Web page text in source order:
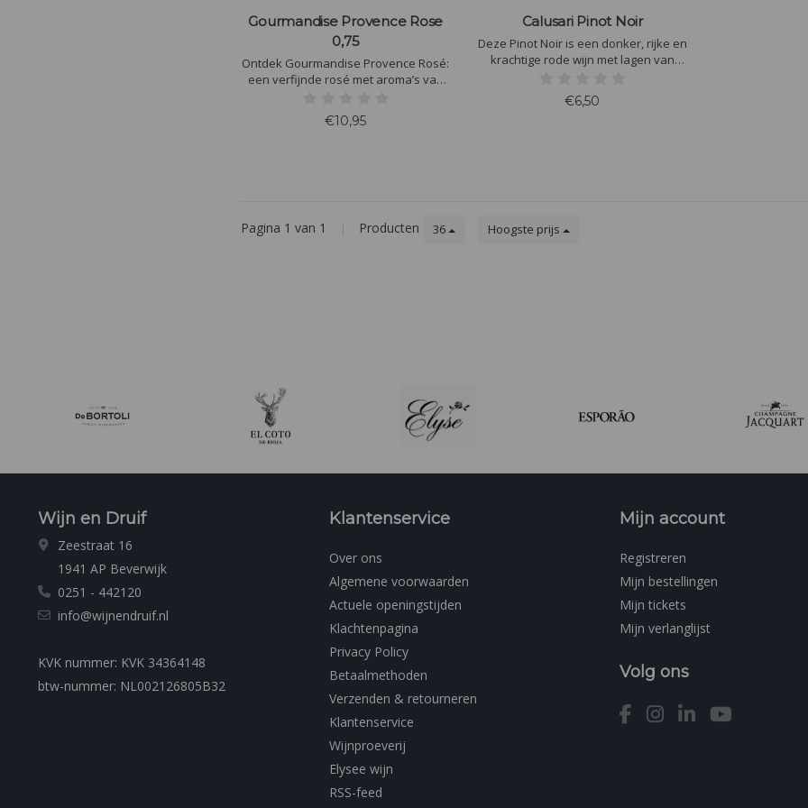
Gourmandise Provence Rose
0,75
Ontdek Gourmandise Provence Rosé:
een verfijnde rosé met aroma’s van
aperitief of bij gegrilde garnalen en
frisse salades. Laat je betoveren door
€10,95
Calusari Pinot Noir
Deze Pinot Noir is een donker, rijke en
krachtige rode wijn met lagen van
€6,50
Pagina 1 van 1 Producten 36 Hoogste prijs
Wijn en Druif
Zeestraat 16
1941 AP Beverwijk
0251 - 442120
info@wijnendruif.nl
KVK nummer: KVK 34364148
btw-nummer: NL002126805B32
Klantenservice
Over ons
Algemene voorwaarden
Actuele openingstijden
Klachtenpagina
Privacy Policy
Betaalmethoden
Verzenden & retourneren
Klantenservice
Wijnproeverij
Elysee wijn
RSS-feed
Mijn account
Registreren
Mijn bestellingen
Mijn tickets
Mijn verlanglijst
Volg ons